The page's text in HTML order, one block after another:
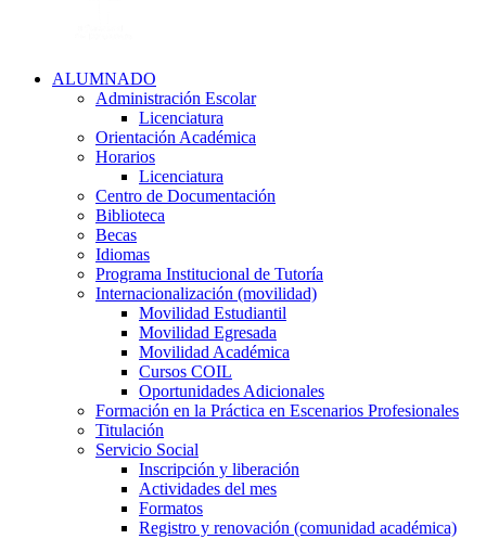
ALUMNADO
Administración Escolar
Licenciatura
Orientación Académica​
Horarios
Licenciatura
Centro de Documentación
Biblioteca
Becas
Idiomas
Programa Institucional de Tutoría
Internacionalización (movilidad)
Movilidad Estudiantil
Movilidad Egresada
Movilidad Académica
Cursos COIL
Oportunidades Adicionales
Formación en la Práctica en Escenarios Profesionales
Titulación
Servicio Social
Inscripción y liberación
Actividades del mes
Formatos
Registro y renovación (comunidad académica)